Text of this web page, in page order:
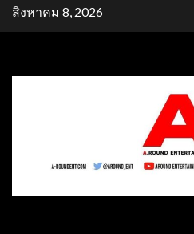
Skipสิงหาคม 8, 2026